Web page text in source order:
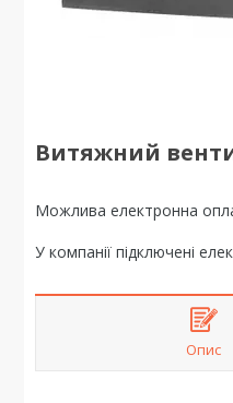
Витяжний
У компанії підключені
Опис